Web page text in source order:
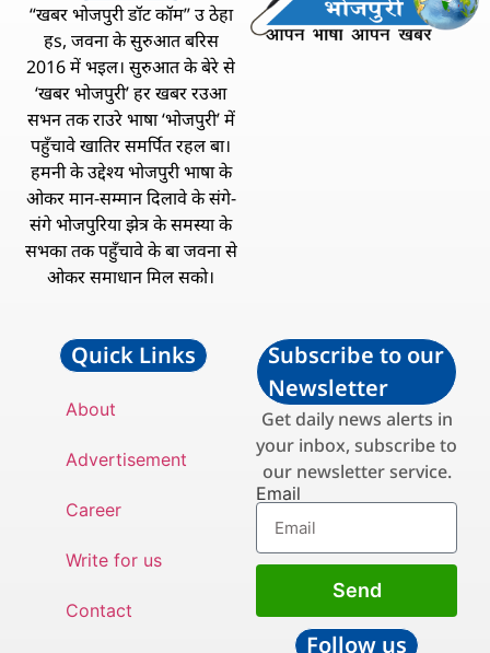
“खबर भोजपुरी डॉट कॉम” उ ठेहा
हs, जवना के सुरुआत बरिस
2016 में भइल। सुरुआत के बेरे से
‘खबर भोजपुरी’ हर खबर रउआ
सभन तक राउरे भाषा ‘भोजपुरी’ में
पहुँचावे खातिर समर्पित रहल बा।
हमनी के उद्देश्य भोजपुरी भाषा के
ओकर मान-सम्मान दिलावे के संगे-
संगे भोजपुरिया झेत्र के समस्या के
सभका तक पहुँचावे के बा जवना से
ओकर समाधान मिल सको।
Quick Links
About
Advertisement
Career
Write for us
Contact
Subscribe to our
Newsletter
Get daily news alerts in
your inbox, subscribe to
our newsletter service.
Email
Send
Follow us